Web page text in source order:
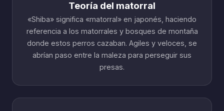
Teoría del matorral
«Shiba» significa «matorral» en japonés, haciendo
referencia a los matorrales y bosques de montaña
donde estos perros cazaban. Agiles y veloces, se
abrían paso entre la maleza para perseguir sus
presas.